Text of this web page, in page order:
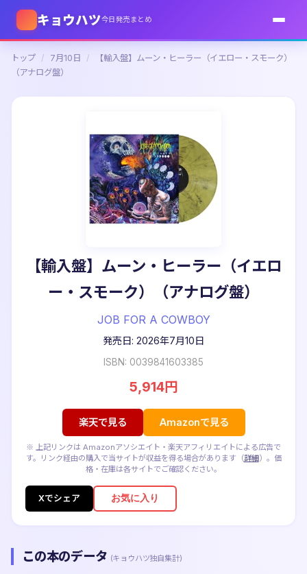
キョウハツ今日発売まとめ
トップ / 7月10日 /
【輸入盤】ムーン・ヒーラー（イエロー・スモーク）
（アナログ盤）
【輸入盤】ムーン・ヒーラー（イエロ
ー・スモーク）（アナログ盤）
JOB FOR A COWBOY
発売日: 2026年7月10日
ISBN: 0039841603385
5,914円
楽天で見る Amazonで見る
※ 上記リンクは Amazonアソシエイト・楽天アフィリエイトによる広告で
す。リンク経由の購入で当サイトが収益を得る場合があります（詳細）。価
格・在庫は各サイトでご確認ください。
Xでシェア お気に入り
この本のデータ (キョウハツ独自集計)